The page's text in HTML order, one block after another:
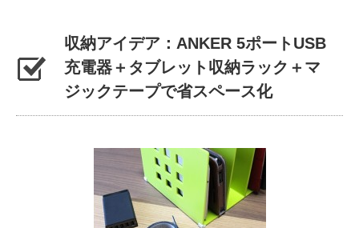
収納アイデア：ANKER 5ポートUSB
充電器＋タブレット収納ラック＋マ
ジックテープで省スペース化